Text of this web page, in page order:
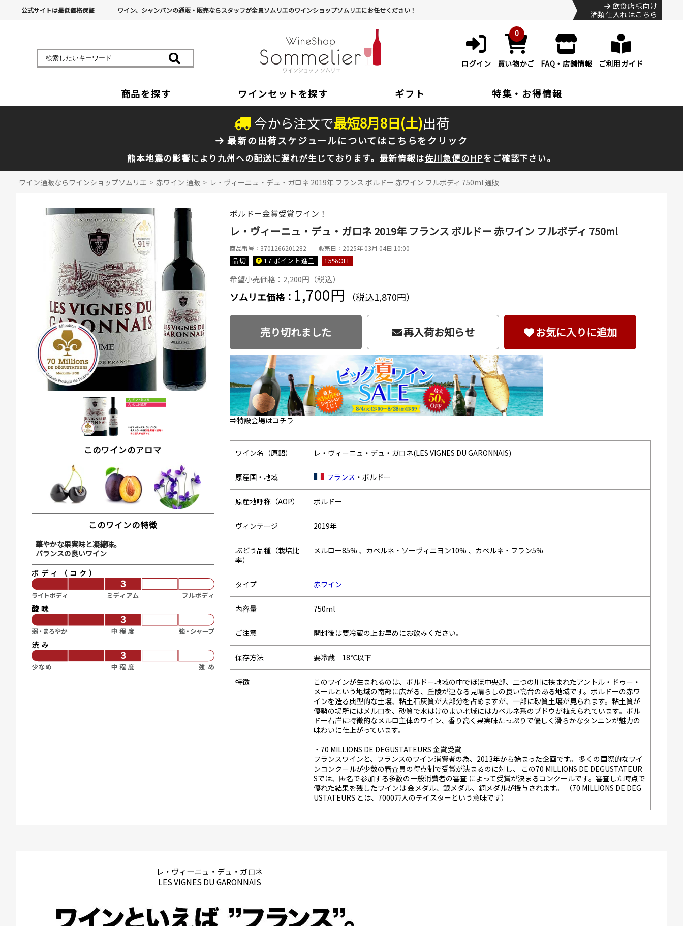
公式サイトは最低価格保証 ワイン、シャンパンの通販・販売ならスタッフが全員ソムリエのワインショップソムリエにお任せください！
飲食店様向け
酒類仕入れはこちら
ログイン
0
買い物かご FAQ・店舗情報 ご利用ガイド
商品を探す ワインセットを探す ギフト 特集・お得情報
今から注文で最短8月8日(土)出荷
最新の出荷スケジュールについてはこちらをクリック
熊本地震の影響により九州への配送に遅れが生じております。最新情報は佐川急便のHPをご確認下さい。
ワイン通販ならワインショップソムリエ > 赤ワイン 通販 > レ・ヴィーニュ・デュ・ガロネ 2019年 フランス ボルドー 赤ワイン フルボディ 750ml 通販
このワインのアロマ
このワインの特徴
華やかな果実味と凝縮味。
バランスの良いワイン
ボディ（コク）
酸味
渋み
ボルドー金賞受賞ワイン！
レ・ヴィーニュ・デュ・ガロネ 2019年 フランス ボルドー 赤ワイン フルボディ 750ml
商品番号：3701266201282 販売日：2025年 03月 04日 10:00
品切 17 ポイント進呈 15%OFF
希望小売価格：2,200円（税込）
ソムリエ価格： 1,700円 （税込1,870円）
売り切れました 再入荷お知らせ お気に入りに追加
⇒特設会場はコチラ
ワイン名（原語） レ・ヴィーニュ・デュ・ガロネ(LES VIGNES DU GARONNAIS)
原産国・地域 フランス ・ボルドー
原産地呼称（AOP） ボルドー
ヴィンテージ 2019年
ぶどう品種（栽培比
率）
メルロー85% 、カベルネ・ソーヴィニヨン10% 、カベルネ・フラン5%
タイプ 赤ワイン
内容量 750ml
ご注意 開封後は要冷蔵の上お早めにお飲みください。
保存方法 要冷蔵 18℃以下
特徴
このワインが生まれるのは、ボルドー地域の中でほぼ中央部、二つの川に挟まれたアントル・ドゥー・
メールという地域の南部に広がる、丘陵が連なる見晴らしの良い高台のある地域です。ボルドーの赤ワ
インを造る典型的な土壌、粘土石灰質が大部分を占めますが、一部に砂質土壌が見られます。粘土質が
優勢の場所にはメルロを、砂質で水はけのよい地域にはカベルネ系のブドウが植えられています。ボル
ドー右岸に特徴的なメルロ主体のワイン、香り高く果実味たっぷりで優しく滑らかなタンニンが魅力の
味わいに仕上がっています。
・70 MILLIONS DE DEGUSTATEURS 金賞受賞
フランスワインと、フランスのワイン消費者の為、2013年から始まった企画です。 多くの国際的なワイ
ンコンクールが少数の審査員の得点制で受賞が決まるのに対し、 この70 MILLIONS DE DEGUSTATEUR
Sでは、匿名で参加する多数の一般消費者の審査 によって受賞が決まるコンクールです。審査した時点で
優れた結果を残したワインは 金メダル、銀メダル、銅メダルが授与されます。 （70 MILLIONS DE DEG
USTATEURS とは、7000万人のテイスターという意味です）
レ・ヴィーニュ・デュ・ガロネ
LES VIGNES DU GARONNAIS